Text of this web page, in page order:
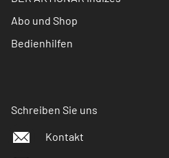
Abo und Shop
Bedienhilfen
Schreiben Sie uns
Kontakt